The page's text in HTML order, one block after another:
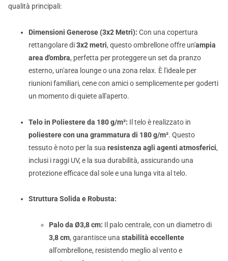
qualità principali:
Dimensioni Generose (3x2 Metri): Con una copertura
rettangolare di3x2 metri, questo ombrellone offre un'ampia
area d'ombra, perfetta per proteggere un set da pranzo
esterno, un'area lounge o una zona relax. È l'ideale per
riunioni familiari, cene con amici o semplicemente per goderti
un momento di quiete all'aperto.
Telo in Poliestere da 180 g/m²: Il telo è realizzato in
poliestere con una grammatura di 180 g/m². Questo
tessuto è noto per la sua resistenza agli agenti atmosferici,
inclusi i raggi UV, e la sua durabilità, assicurando una
protezione efficace dal sole e una lunga vita al telo.
Struttura Solida e Robusta:
Palo da Ø3,8 cm: Il palo centrale, con un diametro di
3,8 cm, garantisce una stabilità eccellente
all'ombrellone, resistendo meglio al vento e